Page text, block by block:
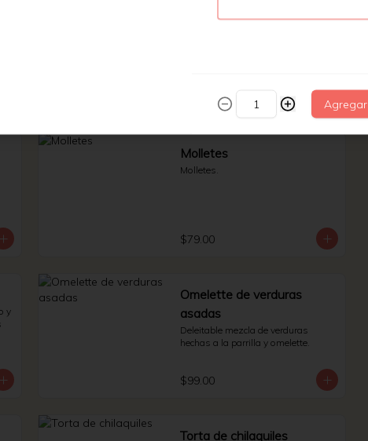
Molletes
Molletes.
$79.00
y
Omelette de verduras
asadas
Deleitable mezcla de verduras
hechas a la parrilla y omelette.
$99.00
Torta de chilaquiles
Agregar